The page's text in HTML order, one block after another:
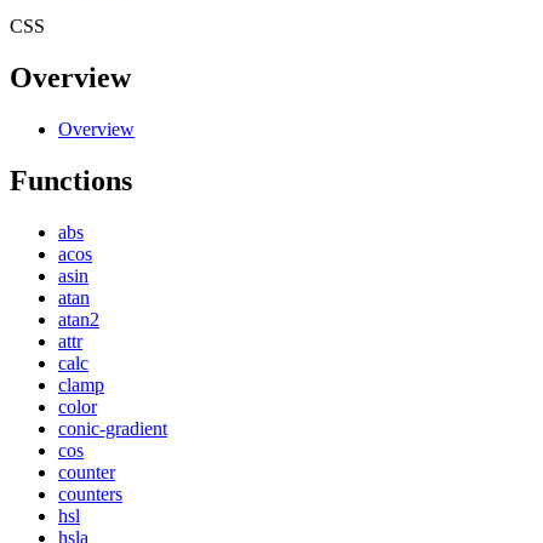
CSS
Overview
Overview
Functions
abs
acos
asin
atan
atan2
attr
calc
clamp
color
conic-gradient
cos
counter
counters
hsl
hsla